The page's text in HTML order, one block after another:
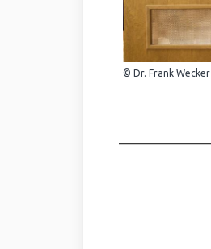
© Dr. Frank Wecker